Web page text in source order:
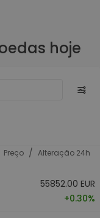
hoje
Preço / Alteração 24h
55852.00 EUR
+0.30%